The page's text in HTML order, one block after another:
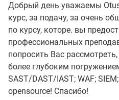
Добрый день уважаемы
курс, за подачу, за очень
по курсу, которe. вы
профессиональных
попросить Вас
более глубоким
SAST/DAST/IAST; WAF;
opensource! Спасибо!